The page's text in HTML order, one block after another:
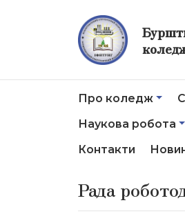
Про коледж
Наукова робота
Контакти
Рада